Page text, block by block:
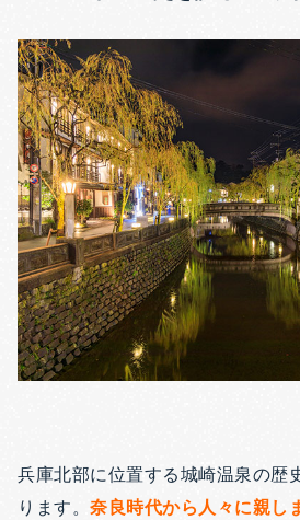
兵庫北部に位置する城崎温泉の歴
ります。 奈良時代から人々に親し